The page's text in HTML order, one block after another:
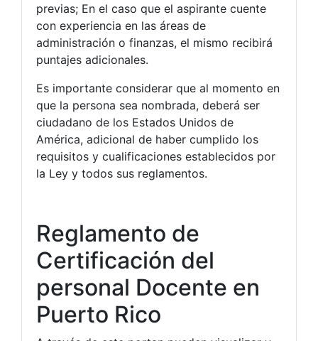
previas; En el caso que el aspirante cuente
con experiencia en las áreas de
administración o finanzas, el mismo recibirá
puntajes adicionales.
Es importante considerar que al momento en
que la persona sea nombrada, deberá ser
ciudadano de los Estados Unidos de
América, adicional de haber cumplido los
requisitos y cualificaciones establecidos por
la Ley y todos sus reglamentos.
Reglamento de
Certificación del
personal Docente en
Puerto Rico